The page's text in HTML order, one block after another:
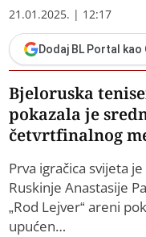
21.01.2025. | 12:17
Dodaj BL Portal
Bjeloruska
pokazala je
četvrtfinalnog
Prva igračica svijeta
Ruskinje Anastasije
„Rod Lejver“ areni
upućen…